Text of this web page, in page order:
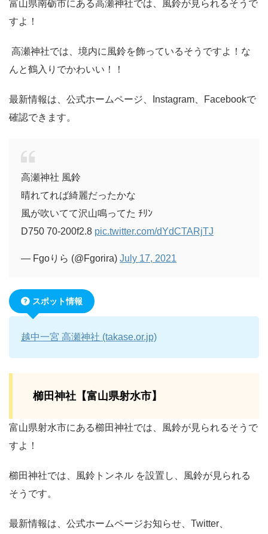
富山県南砺市にある高瀬神社では、風鈴が見られるそうで
すよ！
高瀬神社では、境内に風鈴を飾っているそうですよ！な
んと鶴入りでかわいい！！
最新情報は、公式ホームページ、Instagram、Facebookで
確認できます。
高瀬神社 風鈴
晴れてれば綺麗だったかな
風が吹いてて沢山鳴ってた ﾁﾘﾝ
D750 70-200f2.8 pic.twitter.com/dYdCTARjTJ
— Fgoりら (@Fgorira) July 17, 2021
スポット情報
越中一宮 高瀬神社 (takase.or.jp)
櫛田神社【富山県射水市】
富山県射水市にある櫛田神社では、風鈴が見られるそうで
すよ！
櫛田神社では、風鈴トンネル を設置し、風鈴が見られる
そうです。
最新情報は、公式ホームページお知らせ、Twitter、